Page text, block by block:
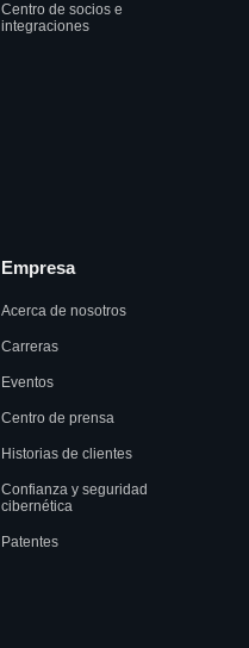
Centro de socios e
integraciones
Empresa
Acerca de nosotros
Carreras
Eventos
Centro de prensa
Historias de clientes
Confianza y seguridad
cibernética
Patentes